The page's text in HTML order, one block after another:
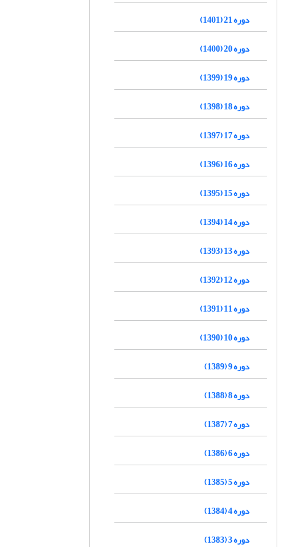
دوره 21 (1401)
دوره 20 (1400)
دوره 19 (1399)
دوره 18 (1398)
دوره 17 (1397)
دوره 16 (1396)
دوره 15 (1395)
دوره 14 (1394)
دوره 13 (1393)
دوره 12 (1392)
دوره 11 (1391)
دوره 10 (1390)
دوره 9 (1389)
دوره 8 (1388)
دوره 7 (1387)
دوره 6 (1386)
دوره 5 (1385)
دوره 4 (1384)
دوره 3 (1383)